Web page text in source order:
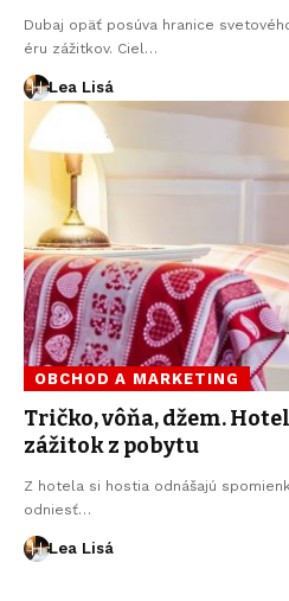
Dubaj opäť posúva hranice
éru zážitkov. Ciel…
Lea Lisá
OBCHOD A MARKETING
Tričko, vôňa, džem.
zážitok z pobytu
Z hotela si hostia odnášajú
odniesť…
Lea Lisá